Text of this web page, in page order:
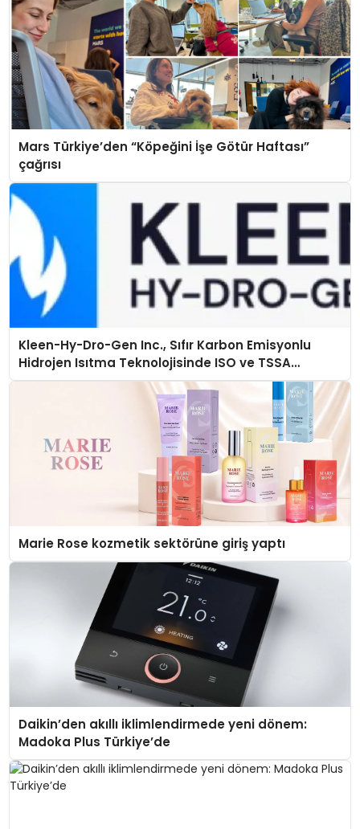
Mars Türkiye’den “Köpeğini İşe Götür Haftası”
çağrısı
Kleen-Hy-Dro-Gen Inc., Sıfır Karbon Emisyonlu
Hidrojen Isıtma Teknolojisinde ISO ve TSSA
Düzenleyici Onaylarını Aldı
Marie Rose kozmetik sektörüne giriş yaptı
Daikin’den akıllı iklimlendirmede yeni dönem:
Madoka Plus Türkiye’de